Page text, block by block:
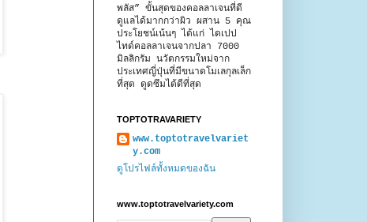
พลัส” ขั้นสุดของคอลลาเจนที่ดี
ดูแลได้มากกว่าผิว ผสาน 5 คุณ
ประโยชน์เน้นๆ ได้แก่ ไดเปป
ไทด์คอลลาเจนจากปลา 7000
มิลลิกรัม นวัตกรรมใหม่จาก
ประเทศญี่ปุ่นที่มีขนาดโมเลกุลเล็ก
ที่สุด ดูดซึมได้ดีที่สุด
TOPTOTRAVARIETY
www.toptotravelvariet
y.com
ดูโปรไฟล์ทั้งหมดของฉัน
www.toptotravelvariety.com